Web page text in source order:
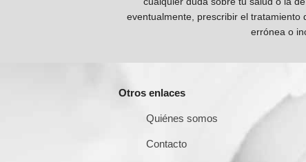
eventualmente, prescribir el tratamiento
errónea o
Otros enlaces
Quiénes somos
Contacto